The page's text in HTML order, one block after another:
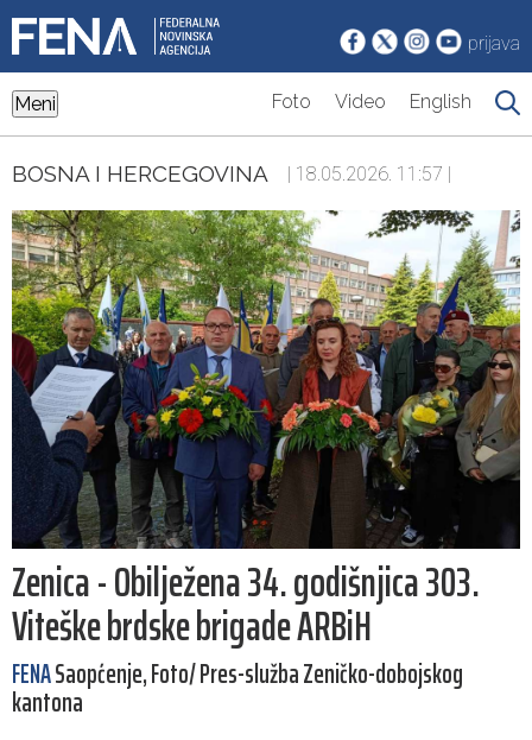
prijava
Meni Foto Video English
BOSNA I HERCEGOVINA | 18.05.2026. 11:57 |
Zenica - Obilježena 34. godišnjica 303.
Viteške brdske brigade ARBiH
FENASaopćenje, Foto/ Pres-služba Zeničko-dobojskog
kantona